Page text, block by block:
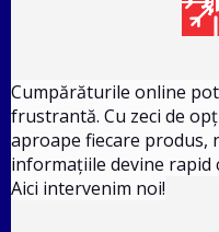
Cumpărăturile online
frustrantă. Cu zeci de
aproape fiecare produs,
informațiile devine rapid
Aici intervenim noi!